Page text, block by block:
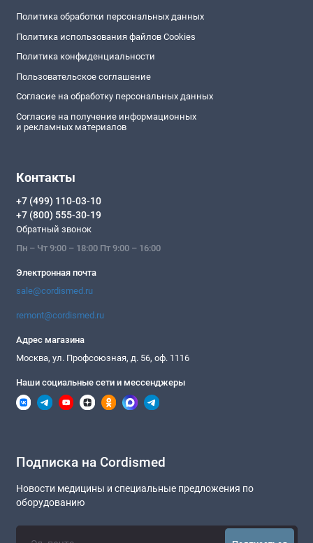
Политика обработки персональных данных
Политика использования файлов Cookies
Политика конфиденциальности
Пользовательское соглашение
Согласие на обработку персональных данных
Согласие на получение информационных
и рекламных материалов
Контакты
+7 (499) 110-03-10
+7 (800) 555-30-19
Обратный звонок
Пн – Чт 9:00 – 18:00 Пт 9:00 – 16:00
Электронная почта
sale@cordismed.ru
remont@cordismed.ru
Адрес магазина
Москва, ул. Профсоюзная, д. 56, оф. 1116
Наши социальные сети и мессенджеры
Подписка на Cordismed
Новости медицины и специальные предложения по
оборудованию